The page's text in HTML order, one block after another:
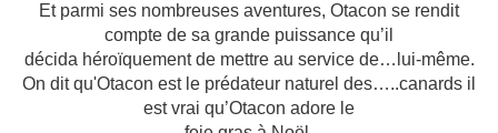
Et parmi ses nombreuses aventures, Otacon se rendit
compte de sa grande puissance qu’il
décida héroïquement de mettre au service de…lui-même.
On dit qu'Otacon est le prédateur naturel des…..canards il
est vrai qu’Otacon adore le